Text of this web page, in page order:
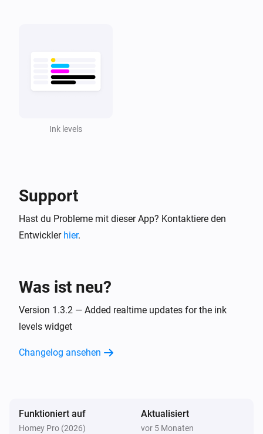
Ink levels
Support
Hast du Probleme mit dieser App? Kontaktiere den
Entwickler hier.
Was ist neu?
Version 1.3.2 — Added realtime updates for the ink
levels widget
Changelog ansehen
Funktioniert auf
Homey Pro (2026)
Aktualisiert
vor 5 Monaten